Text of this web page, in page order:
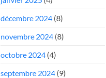
décembre 2024(8)
novembre 2024(8)
octobre 2024(4)
septembre 2024(9)